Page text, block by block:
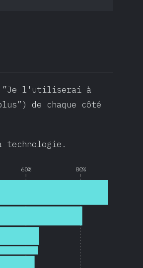
”Je l'utiliserai à
de chaque côté
technologie.
60% 80%